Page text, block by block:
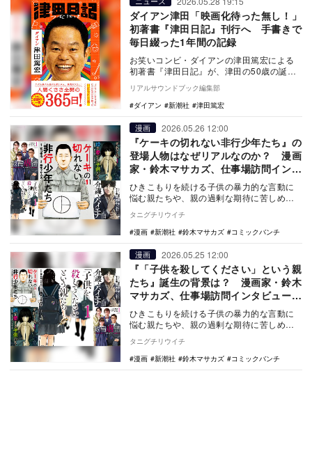
ダイアン津田「映画化待った無し！」
初著書『津田日記』刊行へ 手書きで
毎日綴った1年間の記録
お笑いコンビ・ダイアンの津田篤宏による
初著書『津田日記』が、津田の50歳の誕生
日にあたる5月27日に新潮社より発売され
る。202…
リアルサウンドブック編集部
ダイアン
新潮社 津田篤宏
漫画 2026.05.26 12:00
『ケーキの切れない非行少年たち』の
登場人物はなぜリアルなのか？ 漫画
家・鈴木マサカズ、仕事場訪問インタ
ビュー【後編】
ひきこもりを続ける子供の暴力的な言動に
悩む親たちや、親の過剰な期待に苦しめら
は分からない心…
タニグチリウイチ
漫画
新潮社 鈴木マサカズ コミックバンチ
漫画 2026.05.25 12:00
『「子供を殺してください」という親
たち』誕生の背景は？ 漫画家・鈴木
マサカズ、仕事場訪問インタビュー
【前編】
ひきこもりを続ける子供の暴力的な言動に
悩む親たちや、親の過剰な期待に苦しめら
は分からない心…
タニグチリウイチ
漫画
新潮社 鈴木マサカズ コミックバンチ